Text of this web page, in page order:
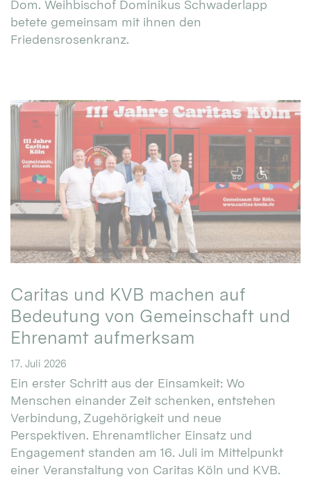
Dom. Weihbischof Dominikus Schwaderlapp
betete gemeinsam mit ihnen den
Friedensrosenkranz.
Caritas und KVB machen auf
Bedeutung von Gemeinschaft und
Ehrenamt aufmerksam
17. Juli 2026
Ein erster Schritt aus der Einsamkeit: Wo
Menschen einander Zeit schenken, entstehen
Verbindung, Zugehörigkeit und neue
Perspektiven. Ehrenamtlicher Einsatz und
Engagement standen am 16. Juli im Mittelpunkt
einer Veranstaltung von Caritas Köln und KVB.